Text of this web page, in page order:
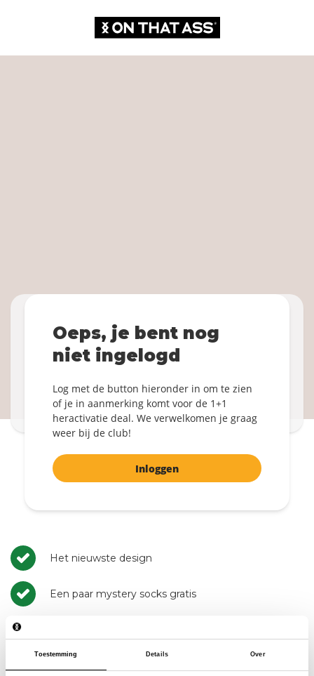
Toestemming Details Over
1+1 GRATIS socks
Door te bevestigen ga je akkoord met de Algemene
Voorwaarden.
Oeps, je bent nog
niet ingelogd
Log met de button hieronder in om te zien
of je in aanmerking komt voor de 1+1
heractivatie deal. We verwelkomen je graag
weer bij de club!
Inloggen
Het nieuwste design
Een paar mystery socks gratis